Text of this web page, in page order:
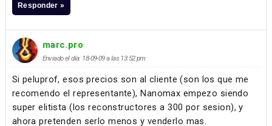
Responder »
marc.pro
Enviado el día: 18-09-09 a las 13:52 pm
Si peluprof, esos precios son al cliente (son los que me
recomendo el representante), Nanomax empezo siendo
super elitista (los reconstructores a 300 por sesion), y
ahora pretenden serlo menos y venderlo mas.